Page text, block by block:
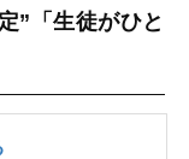
”「生徒がひと